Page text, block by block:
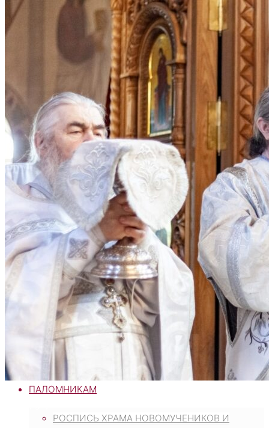
ЧУВАШСКИЙ, ГЛАВА ЧУВАШСКОЙ
МИТРОПОЛИИ
О ХРАМЕ
НАСТОЯТЕЛЬ
СВЯЩЕННОСЛУЖИТЕЛИ
ТАИНСТВО И ТРЕБЫ
ДЕЯТЕЛЬНОСТЬ ХРАМА
ВОСКРЕСНАЯ ШКОЛА
МОЛОДЕЖНЫЙ КЛУБ «КОРАБЛЬ ВЕРЫ»
МОЛОДЕЖНЫЙ КЛУБ «ФАВОР»
«ПРАВОСЛАВНЫЕ БЕСЕДЫ»
БИБЛИОТЕКА
ОГЛАСИТЕЛЬНЫЕ БЕСЕДЫ
ЦЕНТР ГУМАНИТАРНОЙ ПОМОЩИ
НАРОДНЫЕ КОРМИЛЬЦЫ
РАСПИСАНИЕ БОГОСЛУЖЕНИЙ
ПАЛОМНИКАМ
РОСПИСЬ ХРАМА НОВОМУЧЕНИКОВ И